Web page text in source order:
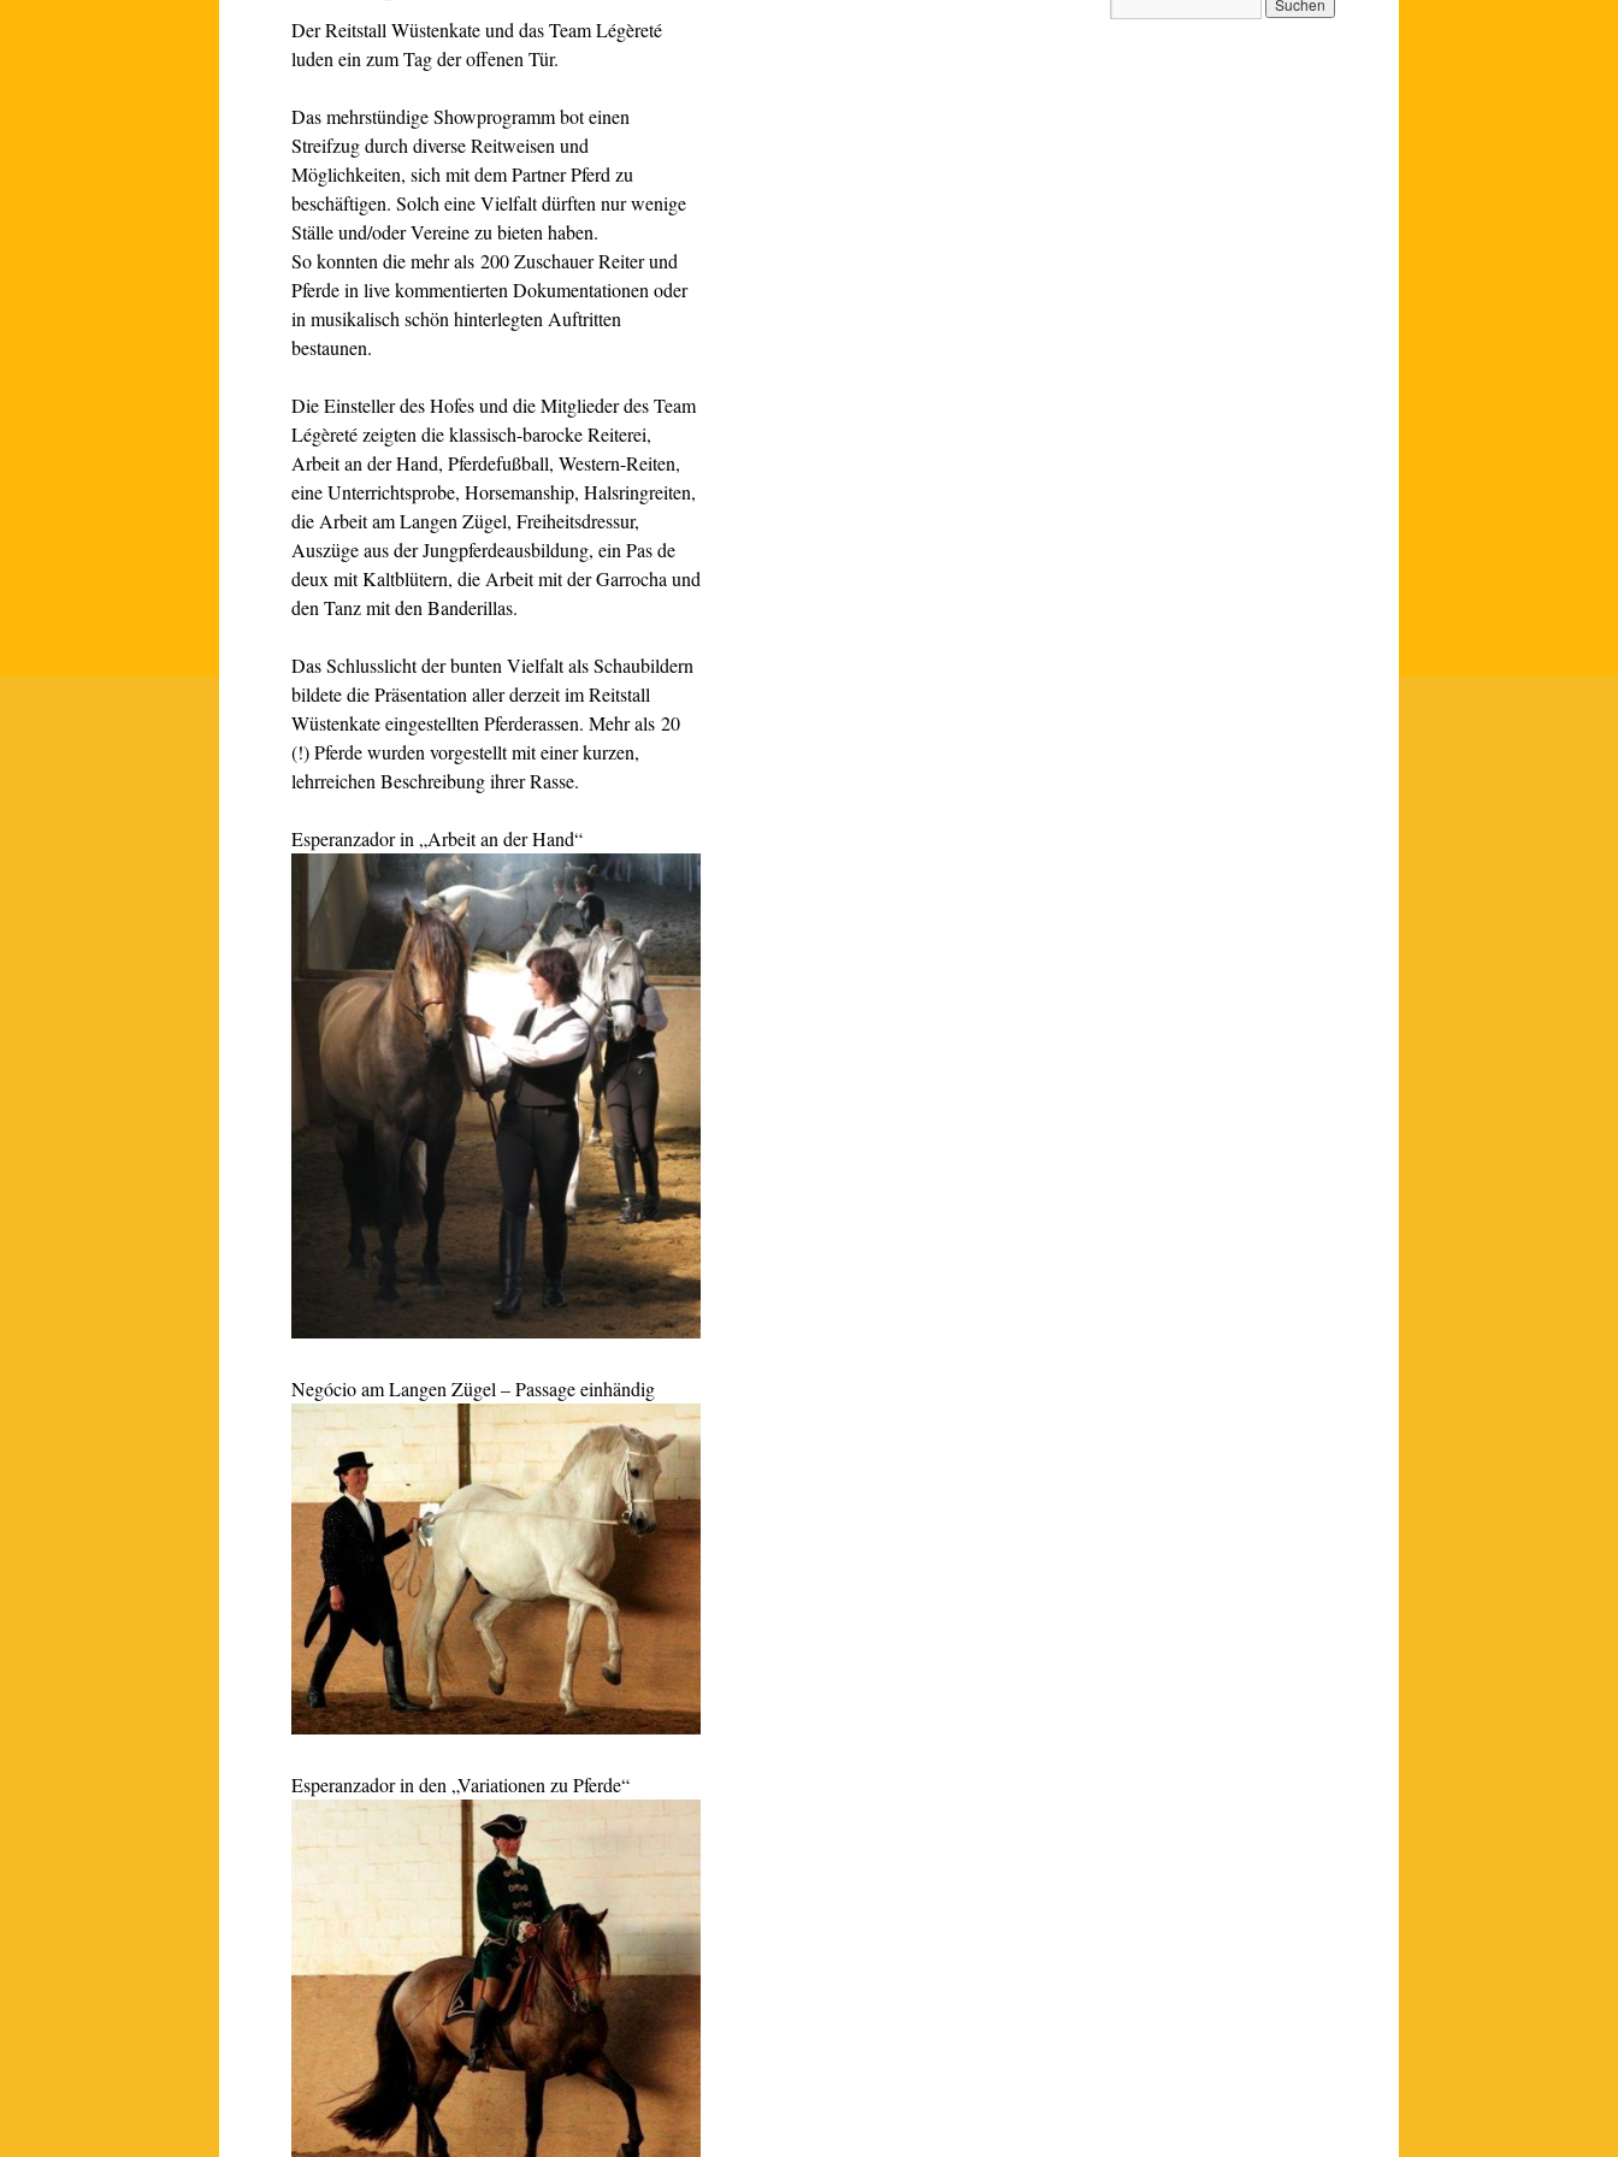
Der Reitstall Wüstenkate und das Team Légèreté
luden ein zum Tag der offenen Tür.
Das mehrstündige Showprogramm bot einen
Streifzug durch diverse Reitweisen und
Möglichkeiten, sich mit dem Partner Pferd zu
beschäftigen. Solch eine Vielfalt dürften nur wenige
Ställe und/oder Vereine zu bieten haben.
So konnten die mehr als 200 Zuschauer Reiter und
Pferde in live kommentierten Dokumentationen oder
in musikalisch schön hinterlegten Auftritten
bestaunen.
Die Einsteller des Hofes und die Mitglieder des Team
Légèreté zeigten die klassisch-barocke Reiterei,
Arbeit an der Hand, Pferdefußball, Western-Reiten,
eine Unterrichtsprobe, Horsemanship, Halsringreiten,
die Arbeit am Langen Zügel, Freiheitsdressur,
Auszüge aus der Jungpferdeausbildung, ein Pas de
deux mit Kaltblütern, die Arbeit mit der Garrocha und
den Tanz mit den Banderillas.
Das Schlusslicht der bunten Vielfalt als Schaubildern
bildete die Präsentation aller derzeit im Reitstall
Wüstenkate eingestellten Pferderassen. Mehr als 20
(!) Pferde wurden vorgestellt mit einer kurzen,
lehrreichen Beschreibung ihrer Rasse.
Esperanzador in „Arbeit an der Hand“
Negócio am Langen Zügel – Passage einhändig
Esperanzador in den „Variationen zu Pferde“